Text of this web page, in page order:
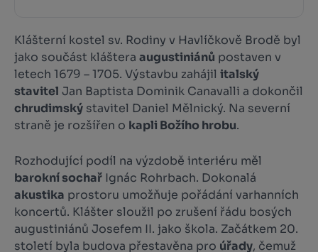
Klášterní kostel sv. Rodiny v Havlíčkově Brodě byl
jako součást kláštera augustiniánů postaven v
letech 1679 – 1705. Výstavbu zahájil italský
stavitel Jan Baptista Dominik Canavalli a dokončil
chrudimský stavitel Daniel Mělnický. Na severní
straně je rozšířen o kapli Božího hrobu.
Rozhodující podíl na výzdobě interiéru měl
barokní sochař Ignác Rohrbach. Dokonalá
akustika prostoru umožňuje pořádání varhanních
koncertů. Klášter sloužil po zrušení řádu bosých
augustiniánů Josefem II. jako škola. Začátkem 20.
století byla budova přestavěna pro úřady, čemuž